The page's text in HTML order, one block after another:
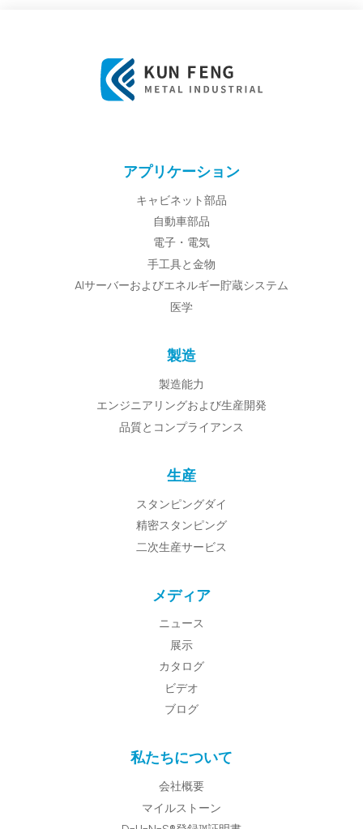
アプリケーション
キャビネット部品
自動車部品
電子・電気
手工具と金物
AIサーバーおよびエネルギー貯蔵システム
医学
製造
製造能力
エンジニアリングおよび生産開発
品質とコンプライアンス
生産
スタンピングダイ
精密スタンピング
二次生産サービス
メディア
ニュース
展示
カタログ
ビデオ
ブログ
私たちについて
会社概要
マイルストーン